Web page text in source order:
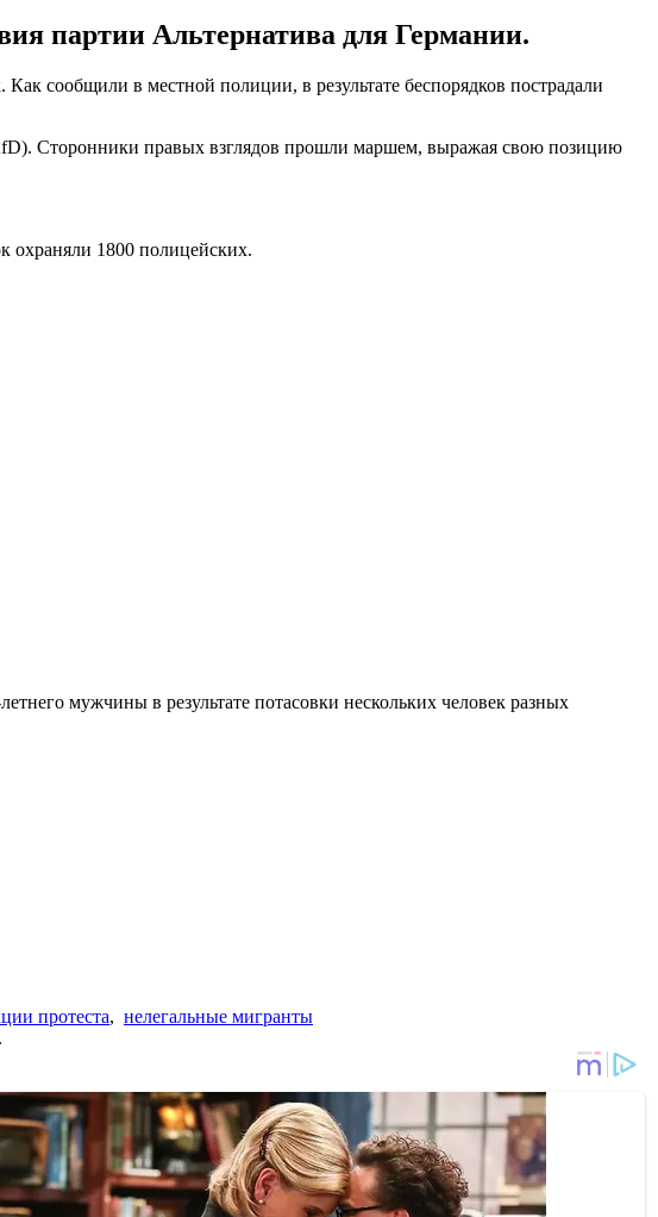
партии Альтернатива для Германии.
сообщили в местной полиции, в результате беспорядков пострадали
Сторонники правых взглядов прошли маршем, выражая свою позицию
охраняли 1800 полицейских.
мужчины в результате потасовки нескольких человек разных
протеста, нелегальные мигранты